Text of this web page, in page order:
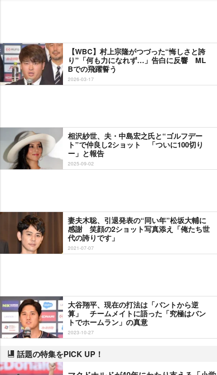
【WBC】村上宗隆がつづった“悔しさと誇
り”「何も力になれず…」告白に反響 ML
Bでの飛躍誓う
2026-03-17
相沢紗世、夫・中島宏之氏と“ゴルフデー
ト”で仲良し2ショット 「ついに100切り
ー」と報告
2025-09-02
妻夫木聡、引退発表の“同い年”松坂大輔に
感謝 笑顔の2ショット写真添え「俺たち世
代の誇りです」
2021-07-07
大谷翔平、現在の打法は「バントから逆
算」 チームメイトに語った「究極はバン
トでホームラン」の真意
2023-10-27
話題の特集をPICK UP！